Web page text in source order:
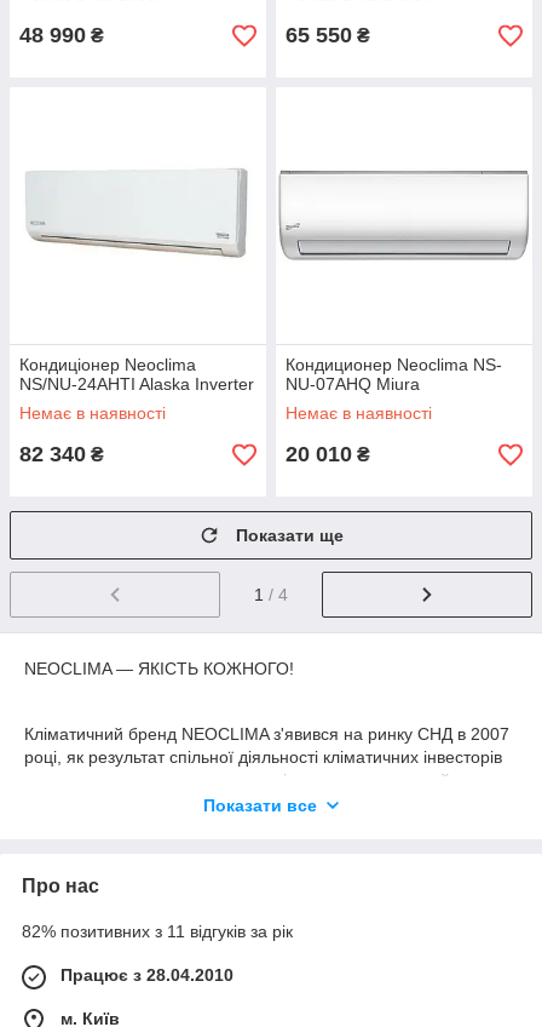
48 990 ₴ 65 550 ₴
Кондиціонер Neoclima
NS/NU-24AHTI Alaska Inverter
Немає в наявності
82 340 ₴
Кондиционер Neoclima NS-
NU-07AHQ Miura
Немає в наявності
20 010 ₴
Показати ще
1 / 4
NEOCLIMA — ЯКІСТЬ КОЖНОГО!
Кліматичний бренд NEOCLIMA з'явився на ринку СНД в 2007
році, як результат спільної діяльності кліматичних інвесторів
щодо створення високотехнологічного продукту, який за
якістю і своїм технічним можливостям перевершував би
Поєднання «NEO» — новий, інноваційний, «CLIMA» —
виробників, інженерів і дизайнерів, компанія пропонує своїм
Головним критерієм у виборі Партнера для виробництва
якості. Крім того, за цей час компанії вдалося сконцентрувати
Показати все
Про нас
82% позитивних з 11 відгуків за рік
Працює з 28.04.2010
м. Київ